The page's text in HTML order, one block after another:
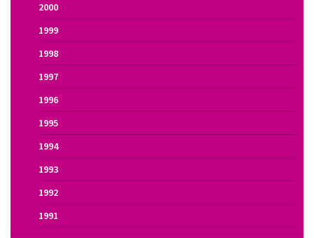
2000
1999
1998
1997
1996
1995
1994
1993
1992
1991